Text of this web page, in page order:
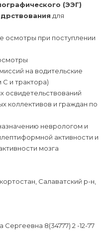
(ЭЭГ)
для
осмотры при поступлении
на водительские
С и трактора)
освидетельствований
коллективов и граждан по
неврологом и
активности и
мозга
Салаватский р-н,
8(34777) 2 -12-77